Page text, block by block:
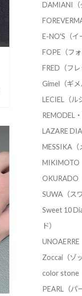
DAMIANI（
E-NO'S（イ
FOPE（フォ
FRED（フレ
Gimel（ギメ
LECIEL（ル
REMODEL
LAZARE
MESSIKA（
MIKIMOTO
OKURADO
SUWA（スワ
Sweet 10
ド）
UNOAERRE
Zoccai（ゾ
color stone
PEARL（パ